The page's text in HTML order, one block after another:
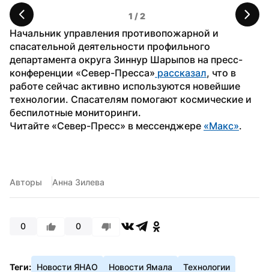
1 / 2
Начальник управления противопожарной и
спасательной деятельности профильного
департамента округа Зиннур Шарыпов на пресс-
конференции «Север-Пресса» рассказал, что в
работе сейчас активно используются новейшие
технологии. Спасателям помогают космические и
беспилотные мониторинги.
Читайте «Север-Пресс» в мессенджере «Макс».
Авторы Анна Зилева
0 0
Теги: Новости ЯНАО Новости Ямала Технологии